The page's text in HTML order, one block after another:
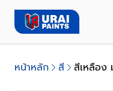
หน้าหลัก สี สีเหลือง